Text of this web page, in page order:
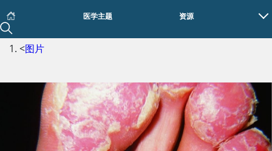
医学主题 资源
<图片